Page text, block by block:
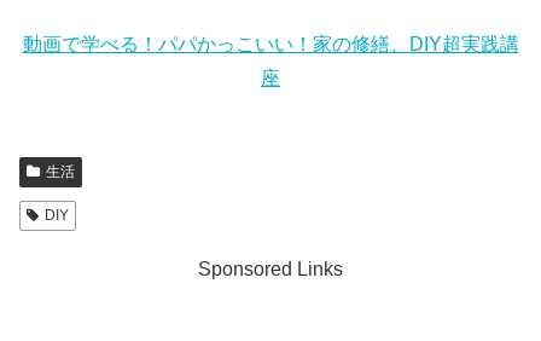
動画で学べる！パパかっこいい！家の修繕、DIY超実践講
座
生活
DIY
Sponsored Links